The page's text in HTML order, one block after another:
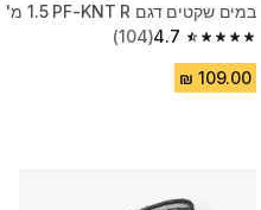
במים שקטים דגם PF-KNT R‏ 1.5 מ'
4.7
4.7 out of 5 stars from 104 reviews
(104)